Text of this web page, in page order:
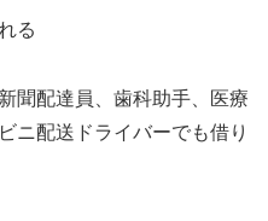
る
聞配達員、歯科助手、医療
ニ配送ドライバーでも借り